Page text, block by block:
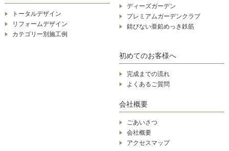
トータルデザイン
リフォームデザイン
カテゴリー別施工例
ディーズガーデン
プレミアムガーデンクラブ
錆びない亜鉛めっき鉄筋
初めてのお客様へ
完成までの流れ
よくあるご質問
会社概要
ごあいさつ
会社概要
アクセスマップ